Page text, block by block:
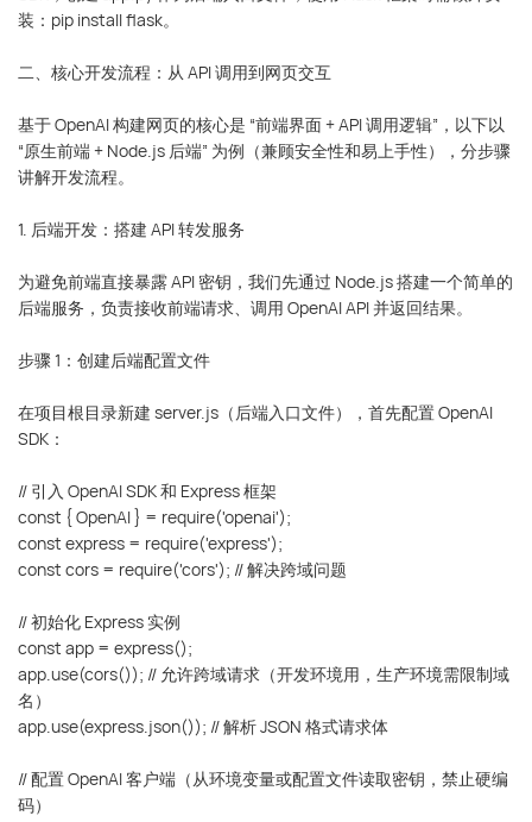
装：pip install flask。
二、核心开发流程：从 API 调用到网页交互
基于 OpenAI 构建网页的核心是 “前端界面 + API 调用逻辑”，以下以
“原生前端 + Node.js 后端” 为例（兼顾安全性和易上手性），分步骤
讲解开发流程。
1. 后端开发：搭建 API 转发服务
为避免前端直接暴露 API 密钥，我们先通过 Node.js 搭建一个简单的
后端服务，负责接收前端请求、调用 OpenAI API 并返回结果。
步骤 1：创建后端配置文件
在项目根目录新建 server.js（后端入口文件），首先配置 OpenAI
SDK：
// 引入 OpenAI SDK 和 Express 框架
const { OpenAI } = require('openai');
const express = require('express');
const cors = require('cors'); // 解决跨域问题
// 初始化 Express 实例
const app = express();
app.use(cors()); // 允许跨域请求（开发环境用，生产环境需限制域
名）
app.use(express.json()); // 解析 JSON 格式请求体
// 配置 OpenAI 客户端（从环境变量或配置文件读取密钥，禁止硬编
码）